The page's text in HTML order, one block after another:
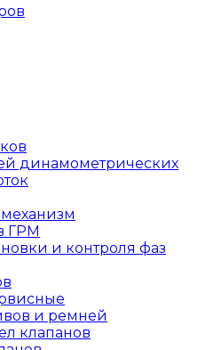
динамометрических
ГРМ
и контроля фаз
и ремней
клапанов